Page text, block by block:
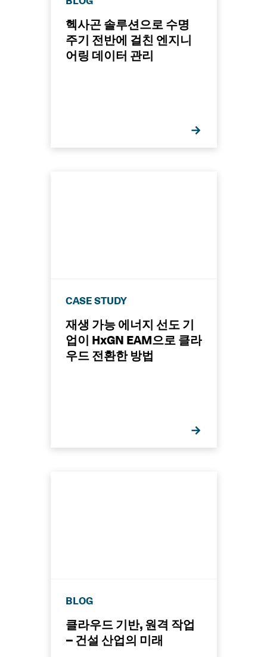
헥사곤 솔루션으로 수명
주기 전반에 걸친 엔지니
어링 데이터 관리
CASE STUDY
재생 가능 에너지 선도 기
업이 HxGN EAM으로 클라
우드 전환한 방법
BLOG
클라우드 기반, 원격 작업
– 건설 산업의 미래